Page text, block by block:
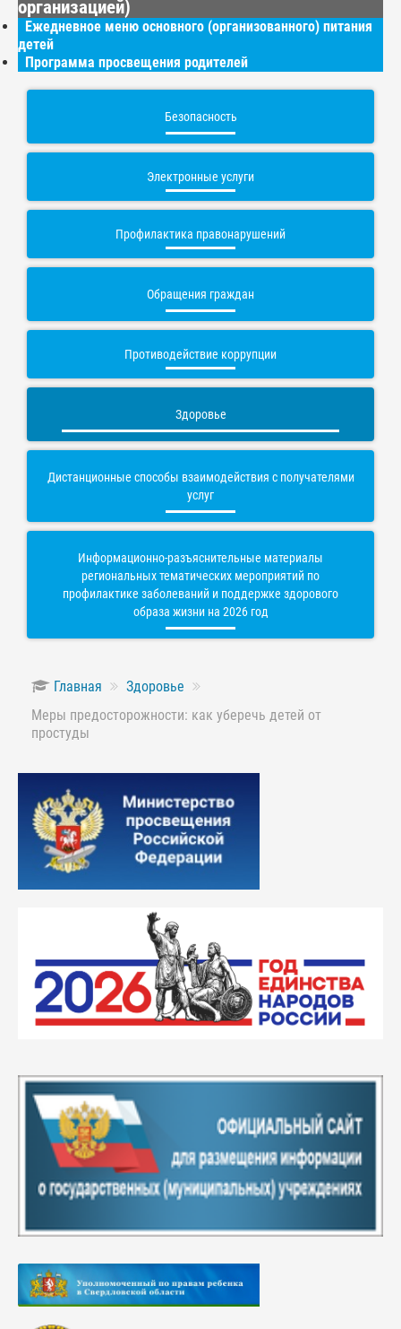
организацией)
Ежедневное меню основного (организованного) питания
детей
Программа просвещения родителей
Безопасность
Электронные услуги
Профилактика правонарушений
Обращения граждан
Противодействие коррупции
Здоровье
Дистанционные способы взаимодействия с получателями
услуг
Информационно-разъяснительные материалы
региональных тематических мероприятий по
профилактике заболеваний и поддержке здорового
образа жизни на 2026 год
Главная
Здоровье
Меры предосторожности: как уберечь детей от
простуды